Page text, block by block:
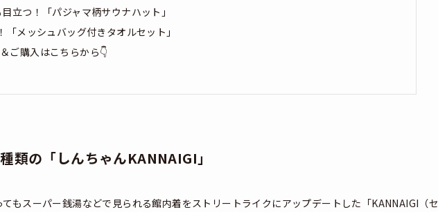
立つ！「パジャマ柄サウナハット」
メッシュバッグ付きタオルセット」
ご購入はこちらから👇
類の「しんちゃんKANNAIGI」
もスーパー銭湯などで見られる館内着をストリートライクにアップデートした「KANNAIGI（セ